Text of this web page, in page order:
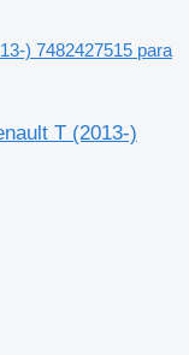
) 7482427515 para
T (2013-)